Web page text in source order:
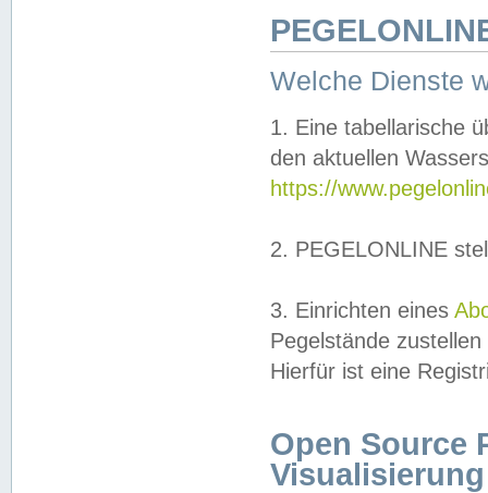
Welche Dienste
1. Eine tabellarische
den aktuellen
https://
2. PEGELONLINE
3. Einrichten eines
Pegelstände
Hierfür ist eine
Open Source
Visualisierung